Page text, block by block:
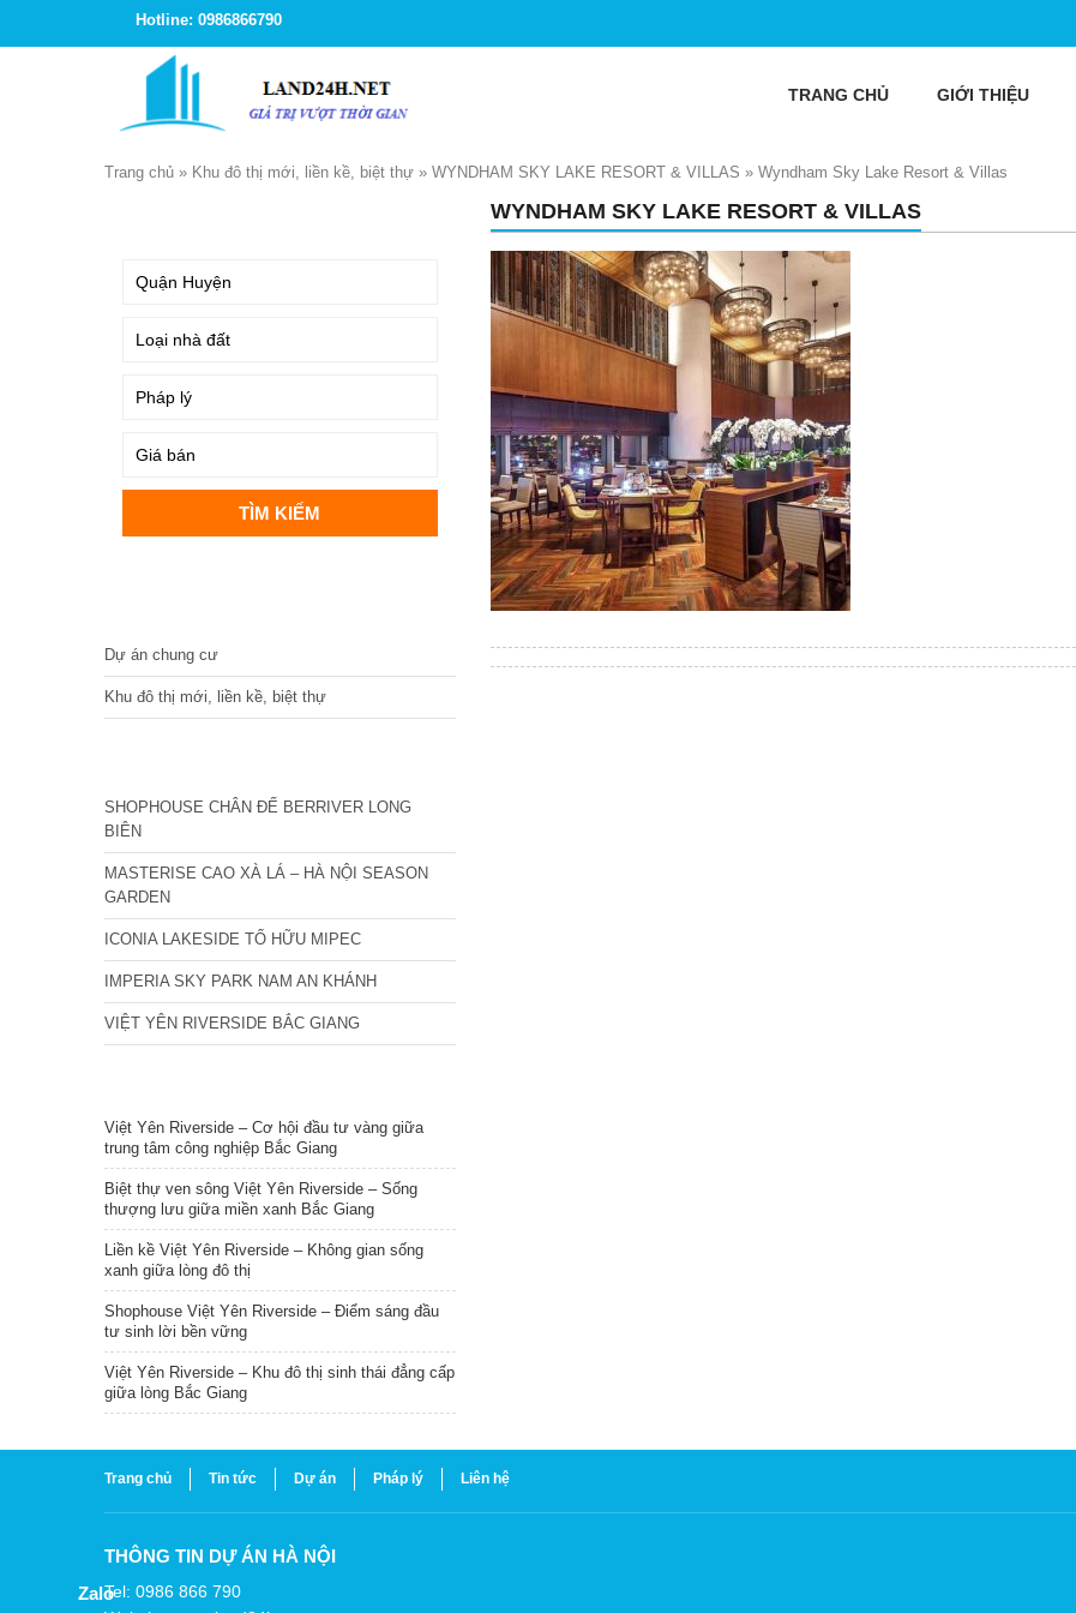
Hotline: 0986866790
TRANG CHỦ GIỚI THIỆU
Trang chủ » Khu đô thị mới, liền kề, biệt thự » WYNDHAM SKY LAKE RESORT & VILLAS » Wyndham Sky Lake Resort & Villas
WYNDHAM SKY LAKE RESORT & VILLAS
Dự án chung cư
Khu đô thị mới, liền kề, biệt thự
SHOPHOUSE CHÂN ĐẾ BERRIVER LONG
BIÊN
MASTERISE CAO XÀ LÁ – HÀ NỘI SEASON
GARDEN
ICONIA LAKESIDE TỐ HỮU MIPEC
IMPERIA SKY PARK NAM AN KHÁNH
VIỆT YÊN RIVERSIDE BẮC GIANG
Việt Yên Riverside – Cơ hội đầu tư vàng giữa
trung tâm công nghiệp Bắc Giang
Biệt thự ven sông Việt Yên Riverside – Sống
thượng lưu giữa miền xanh Bắc Giang
Liền kề Việt Yên Riverside – Không gian sống
xanh giữa lòng đô thị
Shophouse Việt Yên Riverside – Điểm sáng đầu
tư sinh lời bền vững
Việt Yên Riverside – Khu đô thị sinh thái đẳng cấp
giữa lòng Bắc Giang
Trang chủ Tin tức Dự án Pháp lý Liên hệ
THÔNG TIN DỰ ÁN HÀ NỘI
Tel: 0986 866 790
Zalo